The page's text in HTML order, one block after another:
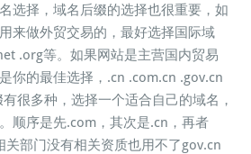
选择，域名后缀的选择也很重要，如
来做外贸交易的，最好选择国际域
.org等。如果网站是主营国内贸易
你的最佳选择，.cn .com.cn .gov.cn
很多种，选择一个适合自己的域名，
顺序是先.com，其次是.cn，再者
关部门没有相关资质也用不了gov.cn